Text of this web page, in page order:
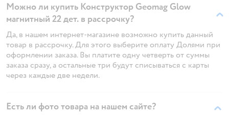
Можно ли купить Конструктор Geomag Glow
магнитный 22 дет. в рассрочку?
Да, в нашем интернет-магазине возможно купить данный
товар в рассрочку. Для этого выберите оплату Долями при
оформлении заказа. Вы платите одну четверть от суммы
заказа сразу, а остальные три будут списываться с карты
через каждые две недели.
Есть ли фото товара на нашем сайте?